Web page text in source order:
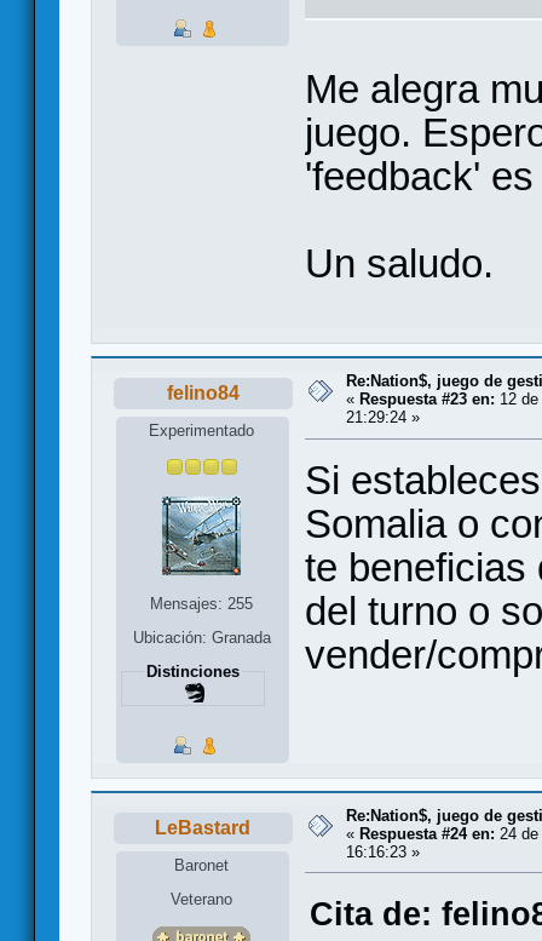
Me alegra
juego.
'feedback'
Un saludo.
felino84
Experimentado
Mensajes: 255
Ubicación: Granada
Distinciones
Re:Nation$, juego de
« Respuesta #23 en: 12
21:29:24 »
Si
Somalia o
te beneficias
del turno o
vender/
LeBastard
Baronet
Veterano
Re:Nation$, juego de
« Respuesta #24 en: 24
16:16:23 »
Cita de: